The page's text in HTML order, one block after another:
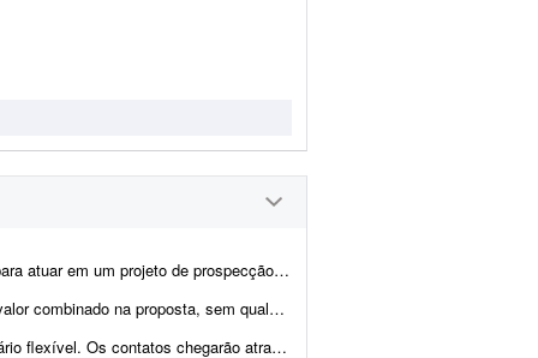
de novas oportunidades B2B para a Guebly. O objetivo será identi...
metas, reuniões fechadas ou vendas realizadas. Procuro um SDR experiente...
de nossas campanhas de marketing. O profissional não...